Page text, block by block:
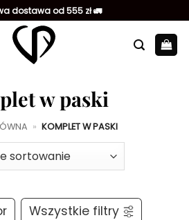
dostawa od 555 zł 🚛
w paski
» KOMPLET W PASKI
Wszystkie filtry